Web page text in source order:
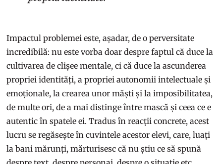
Impactul problemei este, așadar, de o perversitate
incredibilă: nu este vorba doar despre faptul că duce la
cultivarea de clișee mentale, ci că duce la ascunderea
propriei identități, a propriei autonomii intelectuale și
emoționale, la crearea unor măști și la imposibilitatea,
de multe ori, de a mai distinge între mască și ceea ce e
autentic în spatele ei. Tradus în reacții concrete, acest
lucru se regăsește în cuvintele acestor elevi, care, luați
la bani mărunți, mărturisesc că nu știu ce să spună